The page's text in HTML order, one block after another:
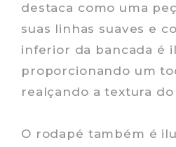
destaca como uma
suas linhas suaves e
inferior da bancada é
proporcionando um
realçando a textura
O rodapé também é